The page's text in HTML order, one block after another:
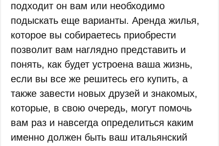
подходит он вам или необходимо
подыскать еще варианты. Аренда жилья,
которое вы собираетесь приобрести
позволит вам наглядно представить и
понять, как будет устроена ваша жизнь,
если вы все же решитесь его купить, а
также завести новых друзей и знакомых,
которые, в свою очередь, могут помочь
вам раз и навсегда определиться каким
именно должен быть ваш итальянский